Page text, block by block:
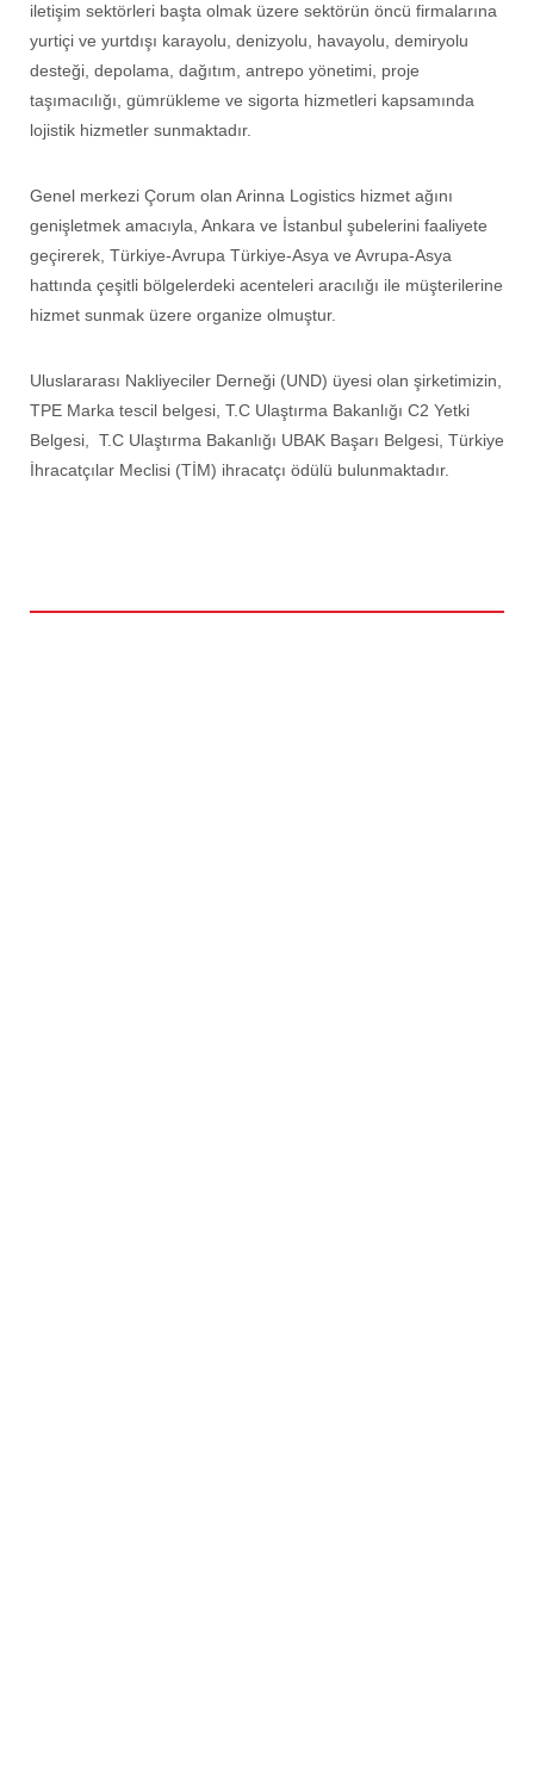
iletişim sektörleri başta olmak üzere sektörün öncü firmalarına
yurtiçi ve yurtdışı karayolu, denizyolu, havayolu, demiryolu
desteği, depolama, dağıtım, antrepo yönetimi, proje
taşımacılığı, gümrükleme ve sigorta hizmetleri kapsamında
lojistik hizmetler sunmaktadır.
Genel merkezi Çorum olan Arinna Logistics hizmet ağını
genişletmek amacıyla, Ankara ve İstanbul şubelerini faaliyete
geçirerek, Türkiye-Avrupa Türkiye-Asya ve Avrupa-Asya
hattında çeşitli bölgelerdeki acenteleri aracılığı ile müşterilerine
hizmet sunmak üzere organize olmuştur.
Uluslararası Nakliyeciler Derneği (UND) üyesi olan şirketimizin,
TPE Marka tescil belgesi, T.C Ulaştırma Bakanlığı C2 Yetki
Belgesi, T.C Ulaştırma Bakanlığı UBAK Başarı Belgesi, Türkiye
İhracatçılar Meclisi (TİM) ihracatçı ödülü bulunmaktadır.